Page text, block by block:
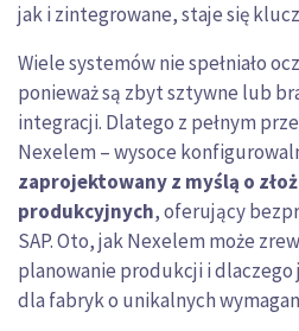
jak i zintegrowane, staje się
Wiele systemów nie spełniało
ponieważ są zbyt sztywne lub
integracji. Dlatego z pełnym
Nexelem – wysoce
zaprojektowany z myślą o
produkcyjnych, oferujący
SAP. Oto, jak Nexelem może
planowanie produkcji i
dla fabryk o unikalnych